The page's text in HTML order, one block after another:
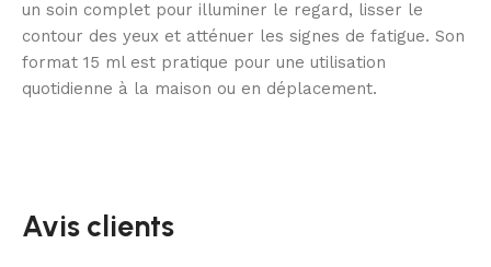
un soin complet pour illuminer le regard, lisser le
contour des yeux et atténuer les signes de fatigue. Son
format 15 ml est pratique pour une utilisation
quotidienne à la maison ou en déplacement.
Avis clients